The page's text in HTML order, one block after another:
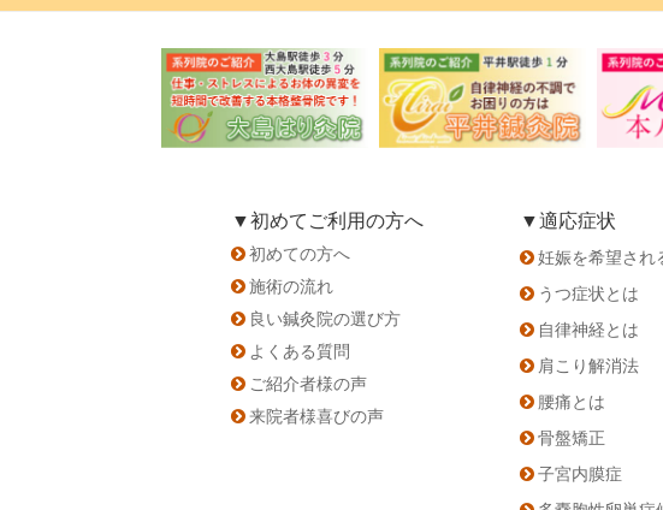
▼初めてご利用の方へ
初めての方へ
施術の流れ
良い鍼灸院の選び方
よくある質問
ご紹介者様の声
来院者様喜びの声
▼適応症状
妊娠を希望され
うつ症状とは
自律神経とは
肩こり解消法
腰痛とは
骨盤矯正
子宮内膜症